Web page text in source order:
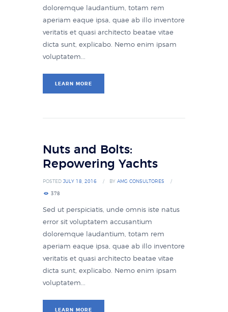
doloremque laudantium, totam rem
aperiam eaque ipsa, quae ab illo inventore
veritatis et quasi architecto beatae vitae
dicta sunt, explicabo. Nemo enim ipsam
voluptatem...
LEARN MORE
Nuts and Bolts:
Repowering Yachts
POSTED JULY 18, 2016 BY AMG CONSULTORES
378
Sed ut perspiciatis, unde omnis iste natus
error sit voluptatem accusantium
doloremque laudantium, totam rem
aperiam eaque ipsa, quae ab illo inventore
veritatis et quasi architecto beatae vitae
dicta sunt, explicabo. Nemo enim ipsam
voluptatem...
LEARN MORE